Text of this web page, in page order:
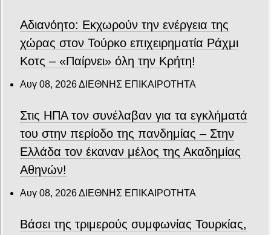
Αδιανόητο: Εκχωρούν την ενέργεια της
χώρας στον Τούρκο επιχειρηματία Ράχμι
Κοτς – «Παίρνει» όλη την Κρήτη!
Αυγ 08, 2026ΔΙΕΘΝΗΣ ΕΠΙΚΑΙΡΟΤΗΤΑ
Στις ΗΠΑ τον συνέλαβαν για τα εγκλήματά
του στην περίοδο της πανδημίας – Στην
Ελλάδα τον έκαναν μέλος της Ακαδημίας
Αθηνών!
Αυγ 08, 2026ΔΙΕΘΝΗΣ ΕΠΙΚΑΙΡΟΤΗΤΑ
Βάσει της τριμερούς συμφωνίας Τουρκίας,